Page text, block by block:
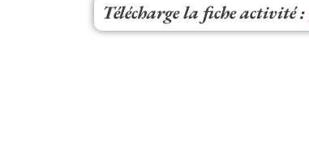
Télécharge la fiche activité :